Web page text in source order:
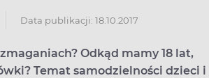
Data publikacji: 18.10.2017
Odkąd mamy 18 lat,
Temat samodzielności dzieci i